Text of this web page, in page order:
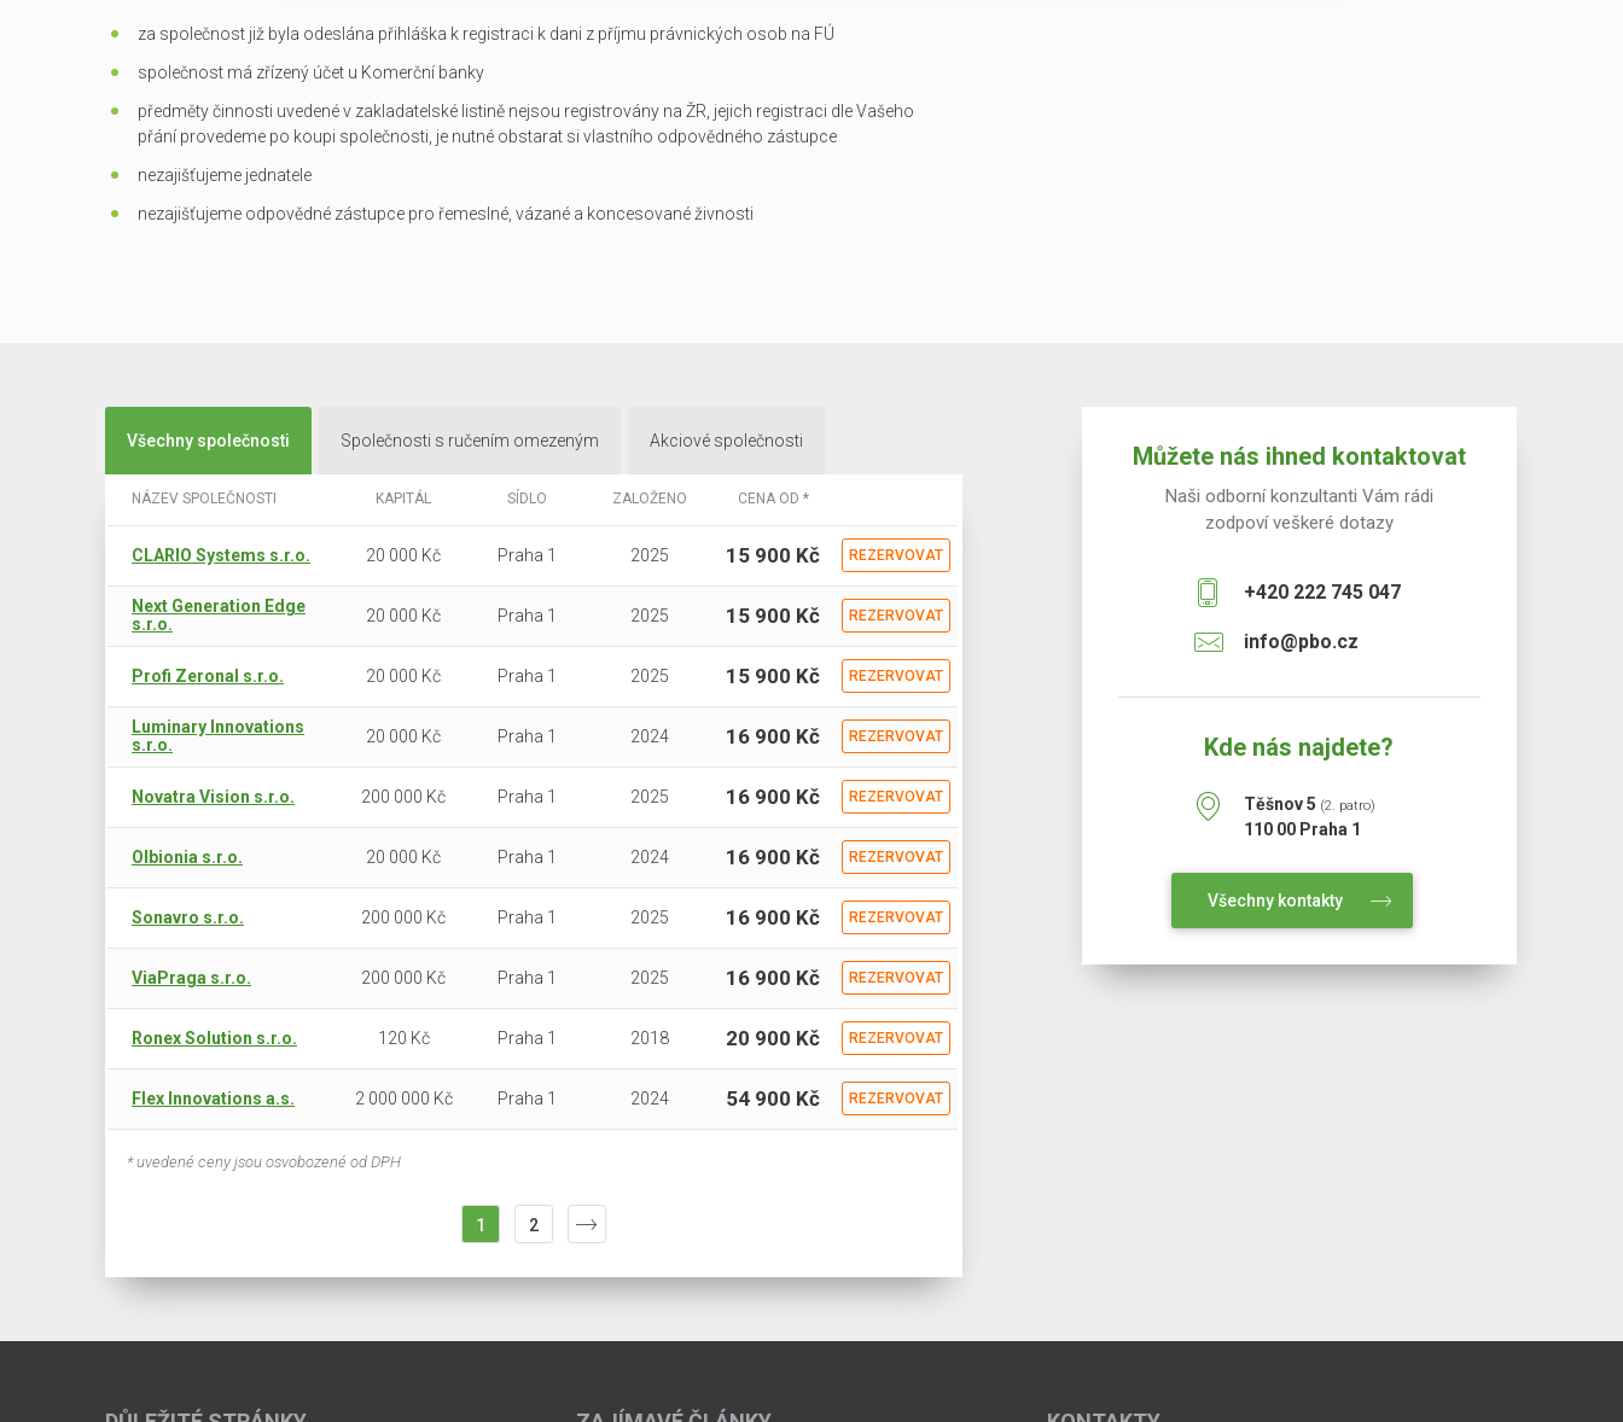
za společnost již byla odeslána přihláška k registraci k dani z příjmu právnických osob na FÚ
společnost má zřízený účet u Komerční banky
předměty činnosti uvedené v zakladatelské listině nejsou registrovány na ŽR, jejich registraci dle Vašeho
přání provedeme po koupi společnosti, je nutné obstarat si vlastního odpovědného zástupce
nezajišťujeme jednatele
nezajišťujeme odpovědné zástupce pro řemeslné, vázané a koncesované živnosti
Všechny společnosti Společnosti s ručením omezeným Akciové společnosti
NÁZEV SPOLEČNOSTI KAPITÁL SÍDLO ZALOŽENO CENA OD *
CLARIO Systems s.r.o. 20 000 Kč Praha 1 2025 15 900 Kč REZERVOVAT
Next Generation Edge
s.r.o.
20 000 Kč Praha 1 2025 15 900 Kč REZERVOVAT
Profi Zeronal s.r.o. 20 000 Kč Praha 1 2025 15 900 Kč REZERVOVAT
Luminary Innovations
s.r.o.
20 000 Kč Praha 1 2024 16 900 Kč REZERVOVAT
Novatra Vision s.r.o. 200 000 Kč Praha 1 2025 16 900 Kč REZERVOVAT
Olbionia s.r.o. 20 000 Kč Praha 1 2024 16 900 Kč REZERVOVAT
Sonavro s.r.o. 200 000 Kč Praha 1 2025 16 900 Kč REZERVOVAT
ViaPraga s.r.o. 200 000 Kč Praha 1 2025 16 900 Kč REZERVOVAT
Ronex Solution s.r.o. 120 Kč Praha 1 2018 20 900 Kč REZERVOVAT
Flex Innovations a.s. 2 000 000 Kč Praha 1 2024 54 900 Kč REZERVOVAT
* uvedené ceny jsou osvobozené od DPH
1 2
Můžete nás ihned kontaktovat
Naši odborní konzultanti Vám rádi
zodpoví veškeré dotazy
+420 222 745 047
info@pbo.cz
Kde nás najdete?
Těšnov 5 (2. patro)
110 00 Praha 1
Všechny kontakty